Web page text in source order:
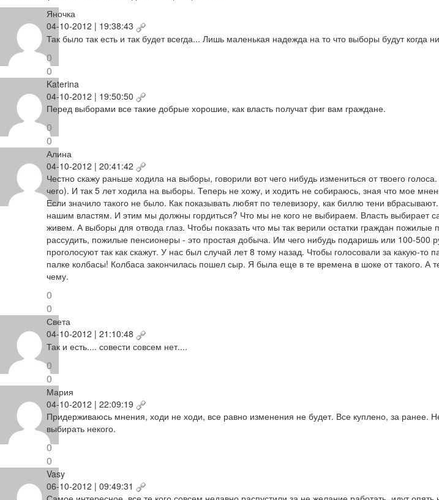
Яночка
04-10-2012 | 19:38:43
Так было так есть и так будет всегда... Лишь маленькая надежда на то что выборы будут когда
0
0
Katerina
04-10-2012 | 19:50:50
Перед выборами все такие добрые хорошие, как власть получат фиг вам граждане.
0
0
Алина
04-10-2012 | 20:41:42
Честно скажу раньше ходила на выборы, говорили вот чего нибудь измениться от твоего
чего). И так 5 лет ходила на выборы. Теперь не хожу, и ходить не собираюсь, зная что мое
Если значило такого не было. Как показывать любят по телевизору, как биллю тени
нашим властям. И этим мы должны гордиться? Что мы не кого не выбираем. Власть выбирает
живем. А выборы для отвода глаз. Чтобы показать что мы так верили остатки граждан пожилые
рассудить, пожилые пенсионеры - это простая добыча. Им чего нибудь подаришь или 100-500
проголосуют так как скажут. У нас был случай лет 8 тому назад. Чтобы голосовали за какую-то
палке колбасы! Колбаса закончилась пошел сыр. Я была еще в те времена в шоке от такого. А
чему.
0
0
Света
04-10-2012 | 21:10:48
Так и есть.... совести совсем нет....
0
0
Мария
04-10-2012 | 22:09:19
Придерживаюсь мнения, ходи не ходи, все равно изменения не будет. Все куплено, за ранее.
выбирать некого.
0
0
Vasy
06-10-2012 | 09:49:31